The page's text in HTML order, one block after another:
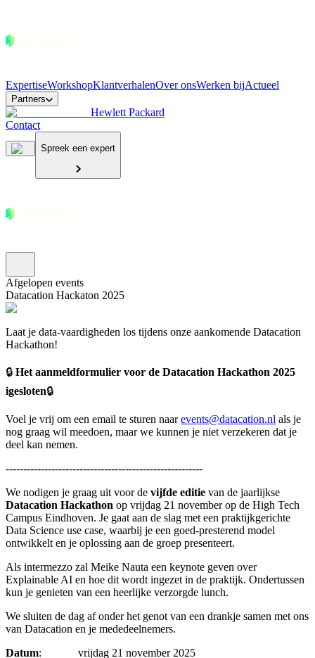
ExpertiseWorkshopKlantverhalenOver onsWerken bijActueel
Partners
Hewlett Packard
Contact
Spreek een expert
Afgelopen events
Datacation Hackaton 2025
Laat je data-vaardigheden los tijdens onze aankomende Datacation
Hackathon!
🔒 Het aanmeldformulier voor de Datacation Hackathon 2025
igesloten🔒
Voel je vrij om een email te sturen naarevents@datacation.nl als je
nog graag wil meedoen, maar we kunnen je niet verzekeren dat je
deel kan nemen.
--------------------------------------------------------
We nodigen je graag uit voor de vijfde editie van de jaarlijkse
Datacation Hackathon op vrijdag 21 november op de High Tech
Campus Eindhoven. Je gaat aan de slag met een praktijkgerichte
Data Science use case, waarbij je een goed-presterend model
ontwikkelt en je oplossing aan de groep presenteert.
Als intermezzo zal Meike Nauta een keynote geven over
Explainable AI en hoe dit wordt ingezet in de praktijk. Ondertussen
kun je genieten van een heerlijke verzorgde lunch.
We sluiten de dag af onder het genot van een drankje samen met ons
van Datacation en je mededeelnemers.
Datum:
vrijdag 21 november 2025